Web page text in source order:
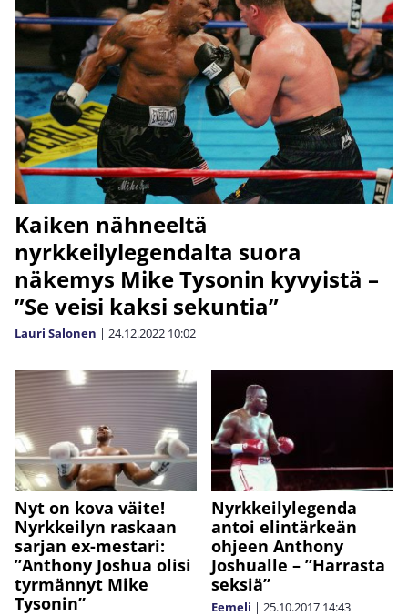
Kaiken nähneeltä
nyrkkeilylegendalta suora
näkemys Mike Tysonin kyvyistä –
”Se veisi kaksi sekuntia”
Lauri Salonen | 24.12.2022 10:02
Nyt on kova väite!
Nyrkkeilyn raskaan
sarjan ex-mestari:
”Anthony Joshua olisi
tyrmännyt Mike
Tysonin”
Nyrkkeilylegenda
antoi elintärkeän
ohjeen Anthony
Joshualle – ”Harrasta
seksiä”
Eemeli | 25.10.2017 14:43